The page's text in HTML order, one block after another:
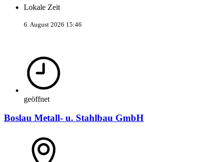
Lokale Zeit
6. August 2026 15:46
geöffnet
Boslau Metall- u. Stahlbau GmbH